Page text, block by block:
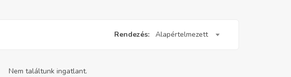
Rendezés: Alapértelmezett
Nem találtunk ingatlant.